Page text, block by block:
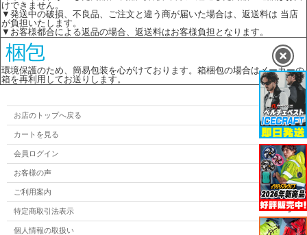
けできません。
▼発送中の破損、不良品、ご注文と違う商が届いた場合は、返送料は 当店
が負担いたします。
▼お客様都合による返品の場合、返送料はお客様負担となります。
環境保護のため、簡易包装を心がけております。箱梱包の場合はメーカーの
箱を再利用してお送りします。
お店のトップへ戻る
カートを見る
会員ログイン
お客様の声
ご利用案内
特定商取引法表示
個人情報の取扱い